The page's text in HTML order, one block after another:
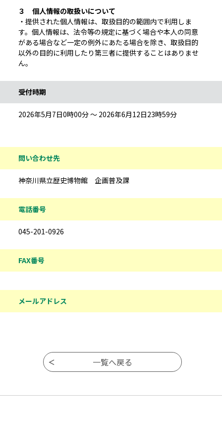
３ 個人情報の取扱いについて
・提供された個人情報は、取扱目的の範囲内で利用しま
す。個人情報は、法令等の規定に基づく場合や本人の同意
がある場合など一定の例外にあたる場合を除き、取扱目的
以外の目的に利用したり第三者に提供することはありませ
ん。
受付時期
2026年5月7日0時00分 ～ 2026年6月12日23時59分
問い合わせ先
神奈川県立歴史博物館 企画普及課
電話番号
045-201-0926
FAX番号
メールアドレス